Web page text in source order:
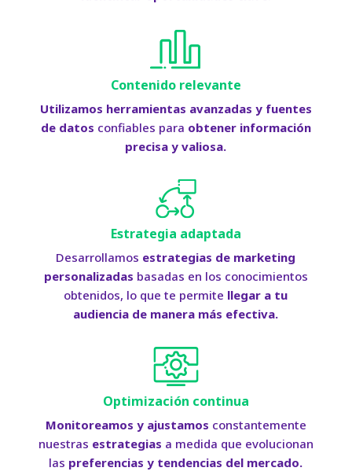
Contenido relevante
Utilizamos herramientas avanzadas y fuentes
de datos confiables para obtener información
precisa y valiosa.
Estrategia adaptada
Desarrollamos estrategias de marketing
personalizadas basadas en los conocimientos
obtenidos, lo que te permite llegar a tu
audiencia de manera más efectiva.
Optimización continua
Monitoreamos y ajustamos constantemente
nuestras estrategias a medida que evolucionan
las preferencias y tendencias del mercado.